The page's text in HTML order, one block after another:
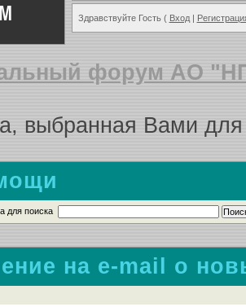
Здравствуйте Гость ( Вход|
форум АО
выбранная Вами
для поиска
на e-mail о